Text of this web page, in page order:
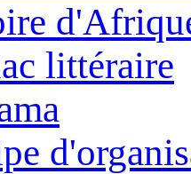
littéraire